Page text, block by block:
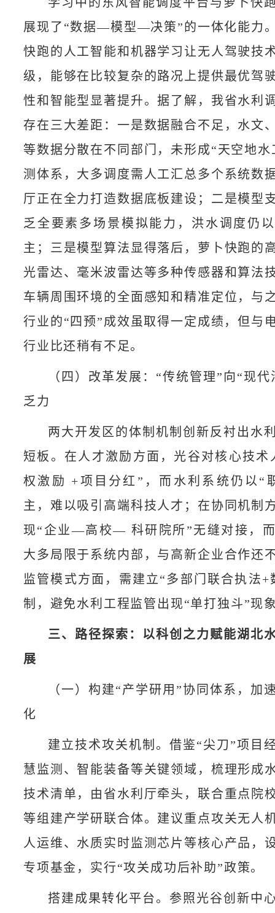
展现了“数据—模型—决策”的一体化能力
快跑的人工智能和机器学习让无人驾驶技
级，能够在比较复杂的路况上提供最优驾
性和智能型显著提升。据了解，我省水利
存在三大差距：一是数据融合不足，水文
等数据分散在不同部门，未形成“天空地水
测体系，大多调度需人工汇总多个系统数
厅正在全力打造数据底板建设；二是模型
乏全要素多场景模拟能力，洪水调度仍
主；三是模型算法显得落后，萝卜快跑的
光雷达、毫米波雷达等多种传感器和算法
车辆周围环境的全面感知和精准定位，与
行业的“四预”成效虽取得一定成绩，但与
行业比还稍有不足。
（四）改革发展：“传统管理”向“现
乏力
两大开发区的体制机制创新反衬出水
短板。在人才激励方面，光谷对核心技术
权激励 +项目分红”，而水利系统仍以“
主，难以吸引高端科技人才；在协同机制
现“企业—高校— 科研院所”无缝对接，
大多局限于系统内部，与高新企业合作还
监管模式方面，需建立“多部门联合执法+
制，避免水利工程监管出现“单打独斗”现
三、路径探索：以科创之力赋能湖北
展
（一）构建“产学研用”协同体系，加
化
建立技术攻关机制。借鉴“尖刀”项目
慧监测、智能装备等关键领域，梳理形成
技术清单，由省水利厅牵头，联合重点院
等组建产学研联合体。建议重点攻关无人
人运维、水质实时监测芯片等核心产品，
专项基金，实行“攻关成功后补助”政策。
搭建成果转化平台。参照光谷创新中